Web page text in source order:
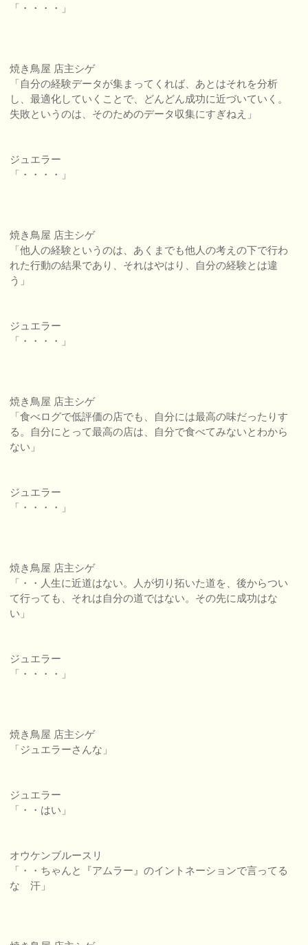
「・・・・」
焼き鳥屋 店主シゲ
「自分の経験データが集まってくれば、あとはそれを分析
し、最適化していくことで、どんどん成功に近づいていく。
失敗というのは、そのためのデータ収集にすぎねえ」
ジュエラー
「・・・・」
焼き鳥屋 店主シゲ
「他人の経験というのは、あくまでも他人の考えの下で行わ
れた行動の結果であり、それはやはり、自分の経験とは違
う」
ジュエラー
「・・・・」
焼き鳥屋 店主シゲ
「食べログで低評価の店でも、自分には最高の味だったりす
る。自分にとって最高の店は、自分で食べてみないとわから
ない」
ジュエラー
「・・・・」
焼き鳥屋 店主シゲ
「・・人生に近道はない。人が切り拓いた道を、後からつい
て行っても、それは自分の道ではない。その先に成功はな
い」
ジュエラー
「・・・・」
焼き鳥屋 店主シゲ
「ジュエラーさんな」
ジュエラー
「・・はい」
オウケンブルースリ
「・・ちゃんと『アムラー』のイントネーションで言ってる
な 汗」